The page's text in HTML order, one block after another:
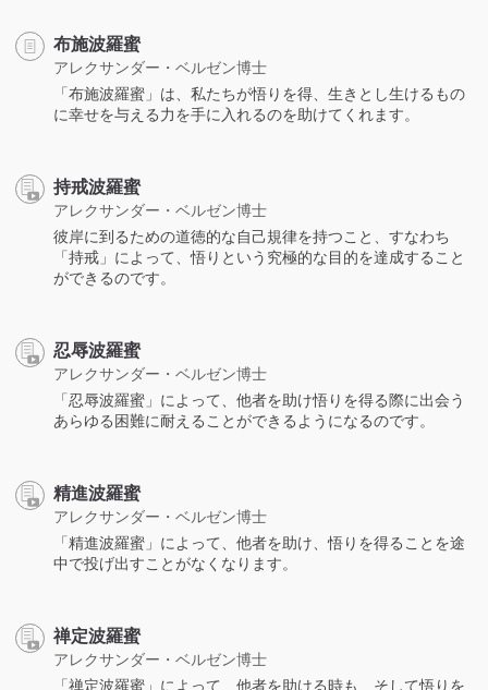
布施波羅蜜
アレクサンダー・ベルゼン博士
「布施波羅蜜」は、私たちが悟りを得、生きとし生けるもの
に幸せを与える力を手に入れるのを助けてくれます。
持戒波羅蜜
アレクサンダー・ベルゼン博士
彼岸に到るための道徳的な自己規律を持つこと、すなわち
「持戒」によって、悟りという究極的な目的を達成すること
ができるのです。
忍辱波羅蜜
アレクサンダー・ベルゼン博士
「忍辱波羅蜜」によって、他者を助け悟りを得る際に出会う
あらゆる困難に耐えることができるようになるのです。
精進波羅蜜
アレクサンダー・ベルゼン博士
「精進波羅蜜」によって、他者を助け、悟りを得ることを途
中で投げ出すことがなくなります。
禅定波羅蜜
アレクサンダー・ベルゼン博士
「禅定波羅蜜」によって、他者を助ける時も、そして悟りを